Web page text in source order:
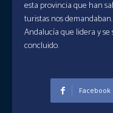
esta provincia que han
turistas nos
Andalucía que lidera y se
concluido.
Facebook